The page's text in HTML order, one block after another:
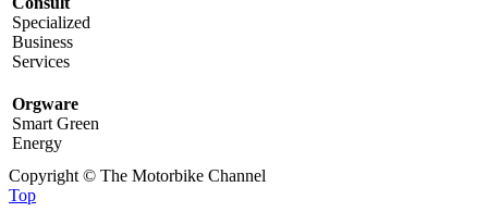
Specialized
Business
Services
Orgware
Smart Green
Energy
Copyright © The Motorbike Channel
Top